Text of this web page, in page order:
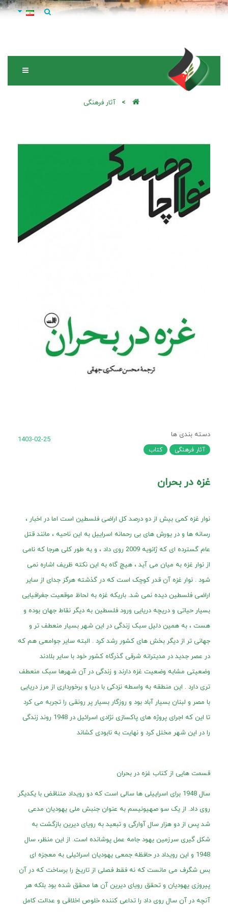
آثار فرهنگی
1403-02-25 دسته بندی ها
آثار فرهنگی کتاب
غزه در بحران
نوار غزه کمی بیش از دو درصد کل اراضی فلسطین است اما در اخبار ،
رسانه ها و در یورش های بی رحمانه اسراییل به این ناحیه ، مانند قتل
عام گسترده ای که ژانویه 2009 روی داد ، و به طور کلی هرجا که نامی
از نوار غزه به میان می آید ، هیچ گاه به این نکته ظریف اشاره نمی
شود . نوار غزه آن قدر کوچک است که در گذشته هرگز جدای از سایر
اراضی فلسطین دیده نمی شد. باریکه غزه به لحاظ موقعیت جغرافیایی
بسیار حیاتی و دریچه دریایی ورود فلسطین به دیگر نقاط جهان بوده و
هست ، به همین دلیل سبک زندگی در این شهر بسیار منعطف تر و
جهانی تر از دیگر بخش های کشور رشد کرد . البته سایر جوامعی هم که
در عصر جدید در مدیترانه شرقی گذرگاه کشور خود با سایر بلادند
وضعیتی مشابه وضعیت غزه دارند و زندگی در آن شهرها سبک منعطف
تری دارد . این منطقه به واسطه نزدکی با دریا و برخورداری از مرز دریایی
با مصر و لبنان بسیار آباد بود و روزگار بسیار پر رونقی را تجربه می کرد
تا این که اجرای پروژه های پاکسازی نژادی اسرائیل در 1948 روند زندگی
را در این شهر مختل کرد و نهایت به نابودی کشاند
قسمت هایی از کتاب غزه در بحران
سال 1948 برای اسراییلی ها سالی است که دو رویداد متناقض با یکدیگر
روی داد. از یک سو صهیونیسم به عنوان جنبش ملی یهودیان مدعی
شد پس از دو هزار سال آوارگی و تبعید به رویای دیرین بازگشت به
شکل گیری سرزمین یهود جامه عمل پوشانده است. از این منظر، سال
1948 و این رویداد در حافظه جمعی یهودیان اسرائیلی به معجزه ای
بس شگرف می مانست که نه فقط فصلی از تاریخ را برساخت که در آن
پیروزی یهودیان و تحقق رویای دیرین آن ها محقق شده بود بلکه هر
آنچه در آن سال روی داد را تداعی کننده خلوص اخلاقی و عدالت کامل